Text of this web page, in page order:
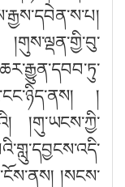
།
།གུ་ཡངས་ཀྱི་
།སངས་